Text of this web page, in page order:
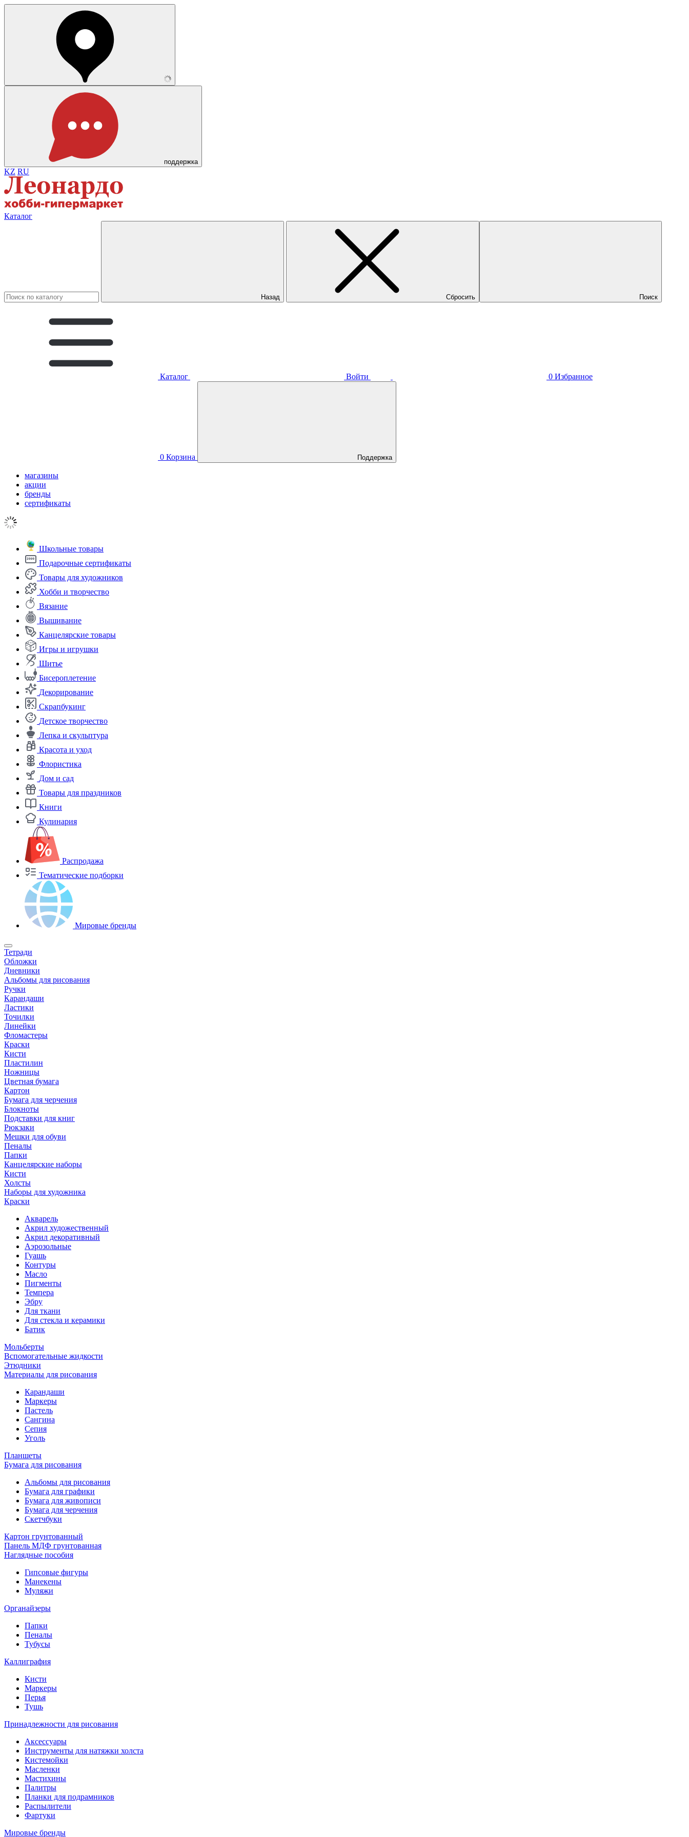
поддержка
KZ RU
Каталог
Назад Сбросить Поиск
Каталог Войти 0 Избранное
0 Корзина Поддержка
магазины
акции
бренды
сертификаты
Школьные товары
Подарочные сертификаты
Товары для художников
Хобби и творчество
Вязание
Вышивание
Канцелярские товары
Игры и игрушки
Шитье
Бисероплетение
Декорирование
Скрапбукинг
Детское творчество
Лепка и скульптура
Красота и уход
Флористика
Дом и сад
Товары для праздников
Книги
Кулинария
Распродажа
Тематические подборки
Мировые бренды
Тетради
Обложки
Дневники
Альбомы для рисования
Ручки
Карандаши
Ластики
Точилки
Линейки
Фломастеры
Краски
Кисти
Пластилин
Ножницы
Цветная бумага
Картон
Бумага для черчения
Блокноты
Подставки для книг
Рюкзаки
Мешки для обуви
Пеналы
Папки
Канцелярские наборы
Кисти
Холсты
Наборы для художника
Краски
Акварель
Акрил художественный
Акрил декоративный
Аэрозольные
Гуашь
Контуры
Масло
Пигменты
Темпера
Эбру
Для ткани
Для стекла и керамики
Батик
Мольберты
Вспомогательные жидкости
Этюдники
Материалы для рисования
Карандаши
Маркеры
Пастель
Сангина
Сепия
Уголь
Планшеты
Бумага для рисования
Альбомы для рисования
Бумага для графики
Бумага для живописи
Бумага для черчения
Скетчбуки
Картон грунтованный
Панель МДФ грунтованная
Наглядные пособия
Гипсовые фигуры
Манекены
Муляжи
Органайзеры
Папки
Пеналы
Тубусы
Каллиграфия
Кисти
Маркеры
Перья
Тушь
Принадлежности для рисования
Аксессуары
Инструменты для натяжки холста
Кистемойки
Масленки
Мастихины
Палитры
Планки для подрамников
Распылители
Фартуки
Мировые бренды